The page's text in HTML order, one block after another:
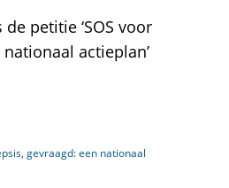
petitie ‘SOS voor
actieplan’
gevraagd: een nationaal